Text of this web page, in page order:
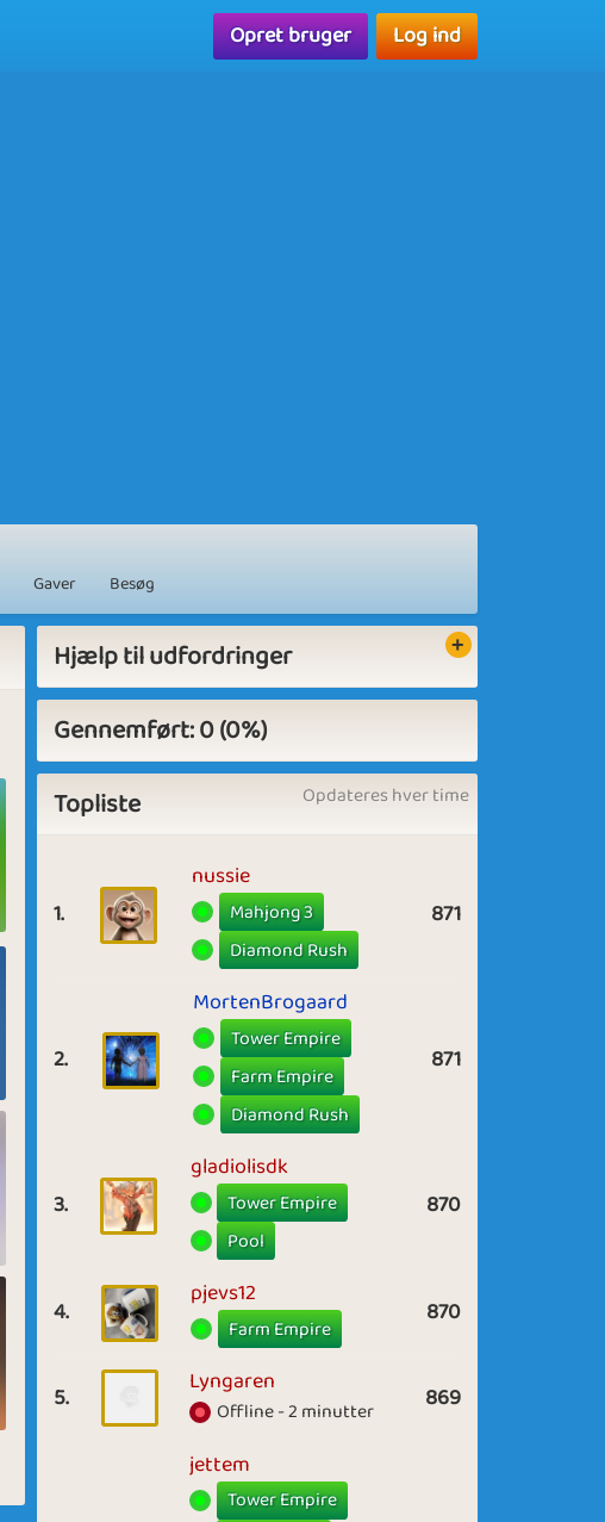
Opret bruger Log ind
Gaver Besøg
Hjælp til udfordringer
Gennemført: 0 (0%)
Topliste
Opdateres hver time
1.
nussie
Mahjong 3
Diamond Rush
871
2.
MortenBrogaard
Tower Empire
Farm Empire
Diamond Rush
871
3.
gladiolisdk
Tower Empire
Pool
870
4.
pjevs12
Farm Empire 870
5. Lyngaren
Offline - 2 minutter 869
jettem
Tower Empire